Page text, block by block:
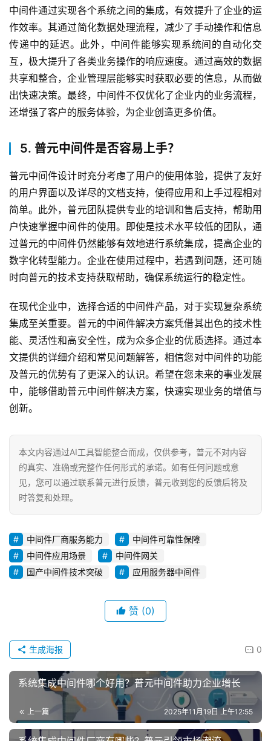
中间件通过实现各个系统之间的集成，有效提升了企业的运
作效率。其通过简化数据处理流程，减少了手动操作和信息
传递中的延迟。此外，中间件能够实现系统间的自动化交
互，极大提升了各类业务操作的响应速度。通过高效的数据
共享和整合，企业管理层能够实时获取必要的信息，从而做
出快速决策。最终，中间件不仅优化了企业内的业务流程，
还增强了客户的服务体验，为企业创造更多价值。
5. 普元中间件是否容易上手？
普元中间件设计时充分考虑了用户的使用体验，提供了友好
的用户界面以及详尽的文档支持，使得应用和上手过程相对
简单。此外，普元团队提供专业的培训和售后支持，帮助用
户快速掌握中间件的使用。即使是技术水平较低的团队，通
过普元的中间件仍然能够有效地进行系统集成，提高企业的
数字化转型能力。企业在使用过程中，若遇到问题，还可随
时向普元的技术支持获取帮助，确保系统运行的稳定性。
在现代企业中，选择合适的中间件产品，对于实现复杂系统
集成至关重要。普元的中间件解决方案凭借其出色的技术性
能、灵活性和高安全性，成为众多企业的优质选择。通过本
文提供的详细介绍和常见问题解答，相信您对中间件的功能
及普元的优势有了更深入的认识。希望在您未来的事业发展
中，能够借助普元中间件解决方案，快速实现业务的增值与
创新。
本文内容通过AI工具智能整合而成，仅供参考，普元不对内容
的真实、准确或完整作任何形式的承诺。如有任何问题或意
见，您可以通过联系普元进行反馈，普元收到您的反馈后将及
时答复和处理。
中间件厂商服务能力
中间件可靠性保障
中间件应用场景
中间件网关
国产中间件技术突破
应用服务器中间件
赞 (0)
0
生成海报
系统集成中间件哪个好用？普元中间件助力企业增长
上一篇 2025年11月19日 上午12:55